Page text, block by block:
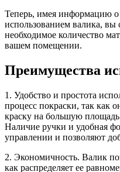
Теперь, имея информацию о
использованием валика, вы
необходимое количество
вашем помещении.
Преимущества
1. Удобство и простота
процесс покраски, так как
краску на большую площадь
Наличие ручки и удобная
управлении и позволяют
2. Экономичность. Валик
как распределяет ее